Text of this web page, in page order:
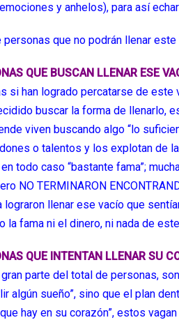
y anhelos), para así
que no podrán llenar este
QUE BUSCAN LLENAR ESE
si han logrado percatarse de
buscar la forma de llenarlo,
viven buscando algo “lo
o talentos y los explotan de
todo caso “bastante fama”;
NO TERMINARON
lograron llenar ese vacío que
la fama ni el dinero, ni nada de
QUE INTENTAN LLENAR SU
parte del total de personas,
algún sueño”, sino que el plan
hay en su corazón”, estos